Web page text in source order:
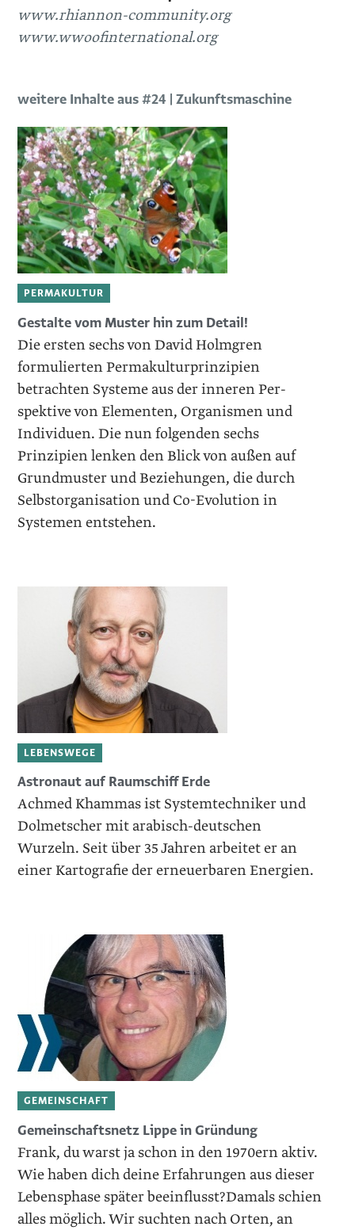
www.rhiannon-community.org
www.wwoofinternational.org
weitere Inhalte aus #24 | Zukunftsmaschine
PERMAKULTUR
Gestalte vom Muster hin zum Detail!
Die ersten sechs von David Holmgren
formulierten Permakulturprinzipien
betrachten Systeme aus der inneren Per­
spektive von Elementen, Organismen und
Individuen. Die nun folgenden sechs
Prinzipien lenken den Blick von außen auf
Grundmuster und Beziehungen, die durch
Selbstorganisation und Co-Evolution in
Systemen entstehen.
LEBENSWEGE
Astronaut auf Raumschiff Erde
Achmed Khammas ist Systemtechniker und
Dolmetscher mit arabisch-deutschen
Wurzeln. Seit über 35 Jahren arbeitet er an
einer Kartografie der erneuerbaren Energien.
GEMEINSCHAFT
Gemeinschaftsnetz Lippe in Gründung
Frank, du warst ja schon in den 1970ern aktiv.
Wie haben dich deine Erfahrungen aus dieser
Lebensphase später beeinflusst?Damals schien
alles möglich. Wir suchten nach Orten, an